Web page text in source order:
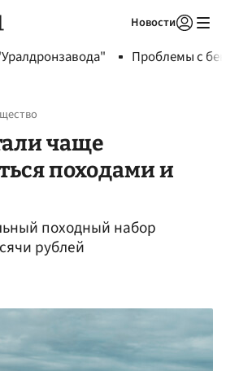
Новости
Проблемы с
чаще
походами и
походный набор
рублей